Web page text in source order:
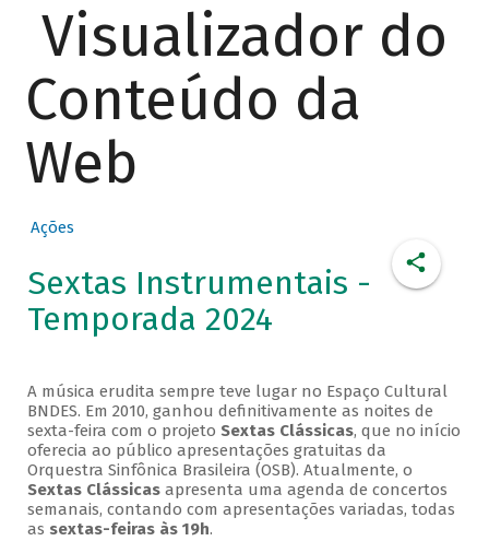
Visualizador do
Conteúdo da
Web
Ações
Sextas Instrumentais -
Temporada 2024
A música erudita sempre teve lugar no Espaço Cultural
BNDES. Em 2010, ganhou definitivamente as noites de
sexta-feira com o projeto Sextas Clássicas, que no início
oferecia ao público apresentações gratuitas da
Orquestra Sinfônica Brasileira (OSB). Atualmente, o
Sextas Clássicasapresenta uma agenda de concertos
semanais, contando com apresentações variadas, todas
as sextas-feiras às 19h.